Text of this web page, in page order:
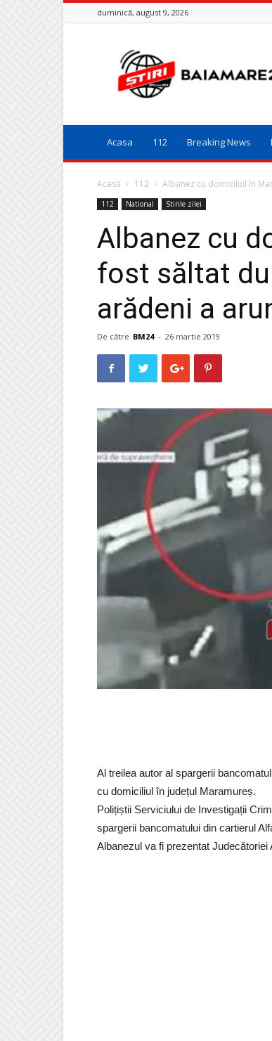
duminică, august 9, 2026
Baia
Mare
24
Acasa 112 Breaking News
Acasă 112 Albanez cu domiciliul în
112 National Stirile zilei
Albanez cu
fost săltat
arădeni a
De către BM24 - 26 martie 2019
Al treilea autor al spargerii
cu domiciliul în județul Maramureș.
Polițiștii Serviciului de Investigații
spargerii bancomatului din cartierul
Albanezul va fi prezentat